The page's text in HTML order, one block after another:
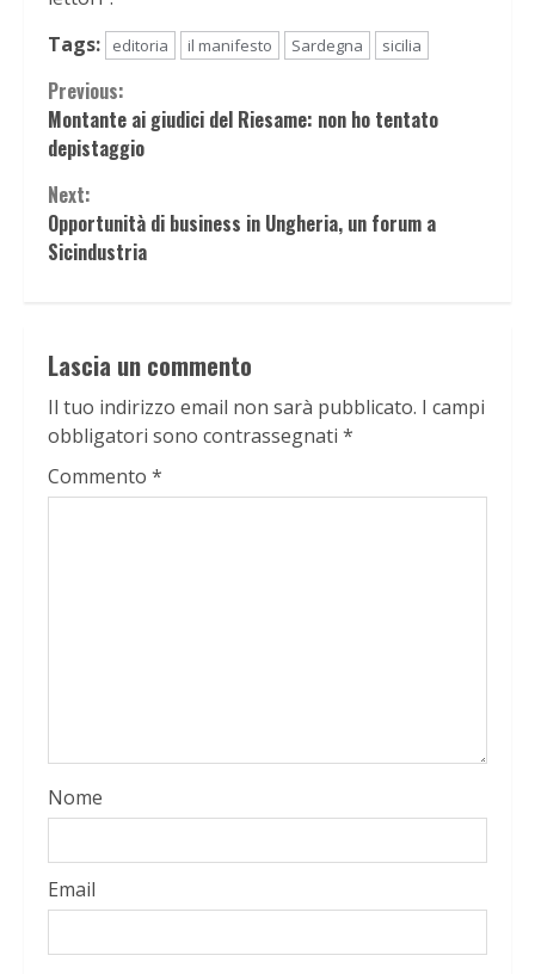
Tags:
editoria il manifesto Sardegna sicilia
Continue
Reading
Previous:
Montante ai giudici del Riesame: non ho tentato
depistaggio
Next:
Opportunità di business in Ungheria, un forum a
Sicindustria
Lascia un commento
Il tuo indirizzo email non sarà pubblicato. I campi
obbligatori sono contrassegnati *
Commento *
Nome
Email